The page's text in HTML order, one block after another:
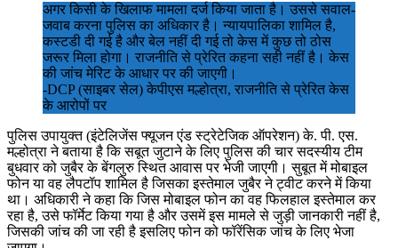
अगर किसी के खिलाफ मामला दर्ज किया जाता है। उससे सवाल-
जवाब करना पुलिस का अधिकार है। न्यायपालिका शामिल है,
कस्टडी दी गई है और बेल नहीं दी गई तो केस में कुछ तो ठोस
जरूर मिला होगा। राजनीति से प्रेरित कहना सही नहीं है। केस
की जांच मेरिट के आधार पर की जाएगी।
-DCP (साइबर सेल) केपीएस मल्होत्रा, राजनीति से प्रेरित केस
के आरोपों पर
पुलिस उपायुक्त (इंटेलिजेंस फ्यूजन एंड स्ट्रेटेजिक ऑपरेशन) के. पी. एस.
मल्होत्रा ने बताया है कि सबूत जुटाने के लिए पुलिस की चार सदस्यीय टीम
बुधवार को जुबैर के बेंगलुरु स्थित आवास पर भेजी जाएगी। सुबूत में मोबाइल
फोन या वह लैपटॉप शामिल है जिसका इस्तेमाल जुबैर ने ट्वीट करने में किया
था। अधिकारी ने कहा कि जिस मोबाइल फोन का वह फिलहाल इस्तेमाल कर
रहा है, उसे फॉर्मेट किया गया है और उसमें इस मामले से जुड़ी जानकारी नहीं है,
जिसकी जांच की जा रही है इसलिए फोन को फॉरेंसिक जांच के लिए भेजा